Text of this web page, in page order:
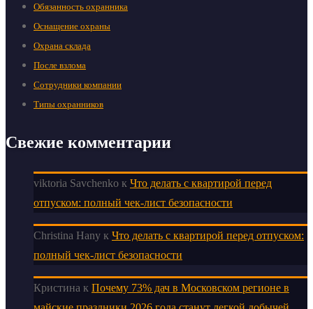
Обязанность охранника
Оснащение охраны
Охрана склада
После взлома
Сотрудники компании
Типы охранников
Свежие комментарии
viktoria Savchenko к Что делать с квартирой перед
отпуском: полный чек-лист безопасности
Christina Hany к Что делать с квартирой перед отпуском:
полный чек-лист безопасности
Кристина к Почему 73% дач в Московском регионе в